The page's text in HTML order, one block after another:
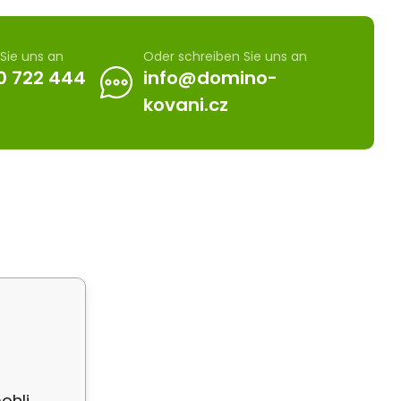
uns an
722 444
Oder schreiben Sie uns an
info@domino-
kovani.cz